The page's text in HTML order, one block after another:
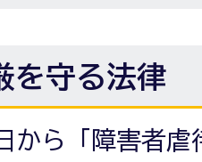
を守る法律
から「障害者